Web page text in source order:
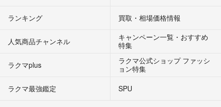
ランキング 買取・相場価格情報
人気商品チャンネル
キャンペーン一覧・おすすめ
特集
ラクマplus
ラクマ公式ショップ ファッシ
ョン特集
ラクマ最強鑑定
SPU